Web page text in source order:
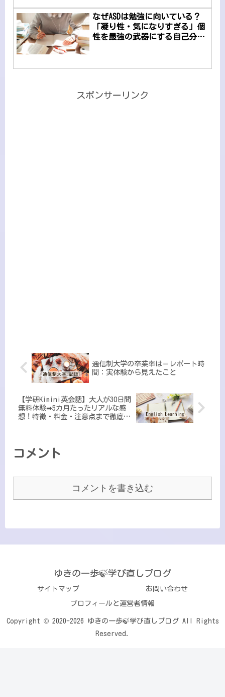
なぜASDは勉強に向いている？
「凝り性・気になりすぎる」個
性を最強の武器にする自己分析
スポンサーリンク
通信制大学の卒業率は＝レポート時
間：実体験から見えたこと
【学研Kimini英会話】大人が30日間
無料体験➡5カ月たったリアルな感
想！特徴・料金・注意点まで徹底解
コメント
コメントを書き込む
ゆきの一歩🍃学び直しブログ
サイトマップ お問い合わせ
プロフィールと運営者情報
Copyright © 2020-2026 ゆきの一歩🍃学び直しブログ All Rights
Reserved.